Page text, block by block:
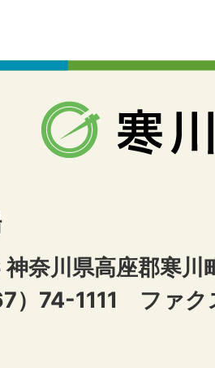
奈川県高座郡寒川
）74-1111 ファ